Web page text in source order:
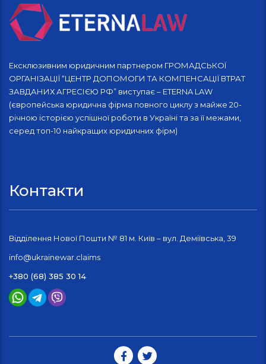
Ексклюзивним юридичним партнером ГРОМАДСЬКОЇ
ОРГАНІЗАЦІЇ “ЦЕНТР ДОПОМОГИ ТА КОМПЕНСАЦІЇ ВТРАТ
ЗАВДАНИХ АГРЕСІЄЮ РФ” виступає – ETERNA LAW
(європейська юридична фірма повного циклу з майже 20-
річною історією успішної роботи в Україні та за її межами,
серед топ-10 найкращих юридичних фірм)
Контакти
Відділення Нової Пошти № 81 м. Київ – вул. Деміївська, 39
info@ukrainewar.claims
+380 (68) 385 30 14